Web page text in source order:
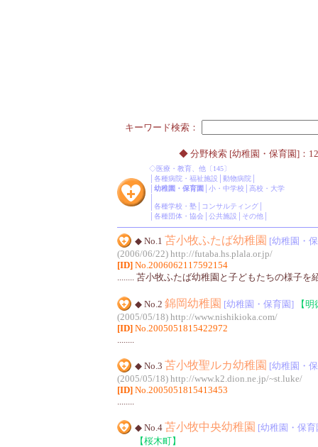
キーワード検索：
◆ 分野検索 [幼稚園・保育園]：
◇医療・教育、他 〔145〕
各種病院・福祉施設 動物病院
幼稚園・保育園 小・中学校
高校・大学
各種学校・塾 コンサルティング
各種団体・協会 公共施設 その他
◆ No.1 苫小牧ふたば幼稚園 [幼稚園・
(2006/06/22) http://futaba.hs.plala.or.jp/
[ID] No.2006062117592154
........ 苫小牧ふたば幼稚園と子どもたちの様子を
◆ No.2 錦岡幼稚園 [幼稚園・保育園]
【
(2005/05/18) http://www.nishikioka.com/
[ID] No.2005051815422972
........
◆ No.3 苫小牧聖ルカ幼稚園 [幼稚園・
(2005/05/18) http://www.k2.dion.ne.jp/~st.luke/
[ID] No.2005051815413453
........
◆ No.4 苫小牧中央幼稚園 [幼稚園・保育
【桜木町】